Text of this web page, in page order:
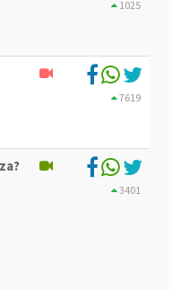
1025
7619
3401